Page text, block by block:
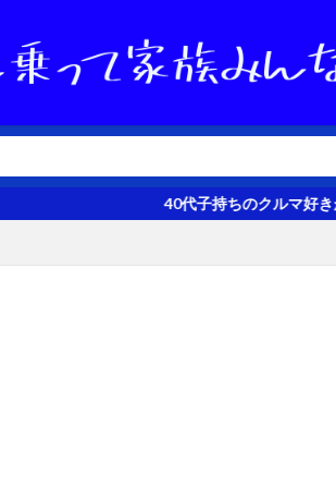
40代子持ちのクルマ好きが、愛車のBMW 320d